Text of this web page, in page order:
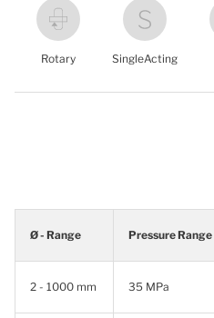
Rotary SingleActing
Ø - Range Pressure Range
2 - 1000 mm 35 MPa